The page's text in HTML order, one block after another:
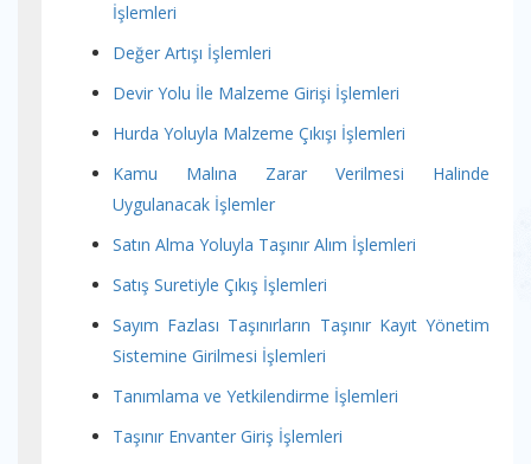
İşlemleri
Değer Artışı İşlemleri
Devir Yolu İle Malzeme Girişi İşlemleri
Hurda Yoluyla Malzeme Çıkışı İşlemleri
Kamu Malına Zarar Verilmesi Halinde
Uygulanacak İşlemler
Satın Alma Yoluyla Taşınır Alım İşlemleri
Satış Suretiyle Çıkış İşlemleri
Sayım Fazlası Taşınırların Taşınır Kayıt Yönetim
Sistemine Girilmesi İşlemleri
Tanımlama ve Yetkilendirme İşlemleri
Taşınır Envanter Giriş İşlemleri